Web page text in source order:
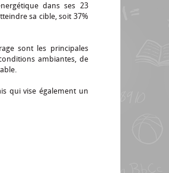
dans ses 23
sa cible, soit 37%
sont les principales
ambiantes, de
qui vise également un